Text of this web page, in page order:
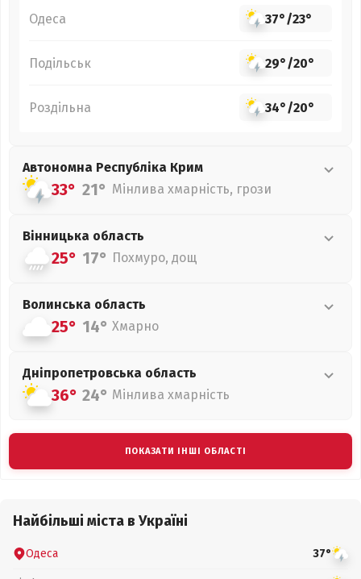
Одеса 37°/23°
Подільськ 29°/20°
Роздільна 34°/20°
Автономна Республіка Крим
33° 21° Мінлива хмарність, грози
Вінницька область
25° 17° Похмуро, дощ
Волинська область
25° 14° Хмарно
Дніпропетровська область
36° 24° Мінлива хмарність
ПОКАЗАТИ ІНШІ ОБЛАСТІ
Найбільші міста в Україні
Одеса 37°